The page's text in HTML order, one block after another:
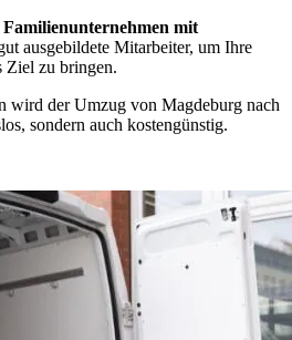
Familienunternehmen mit
ausgebildete Mitarbeiter, um Ihre
Ziel zu bringen.
wird der Umzug von Magdeburg nach
sondern auch kostengünstig.